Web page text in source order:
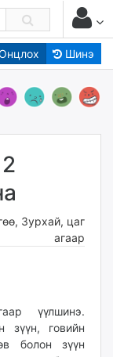
Шинэ
, Зурхай, цаг
агаар
үүлшинэ.
зүүн, говийн
болон зүүн